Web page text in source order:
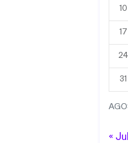
10
17
24
31
« Jul